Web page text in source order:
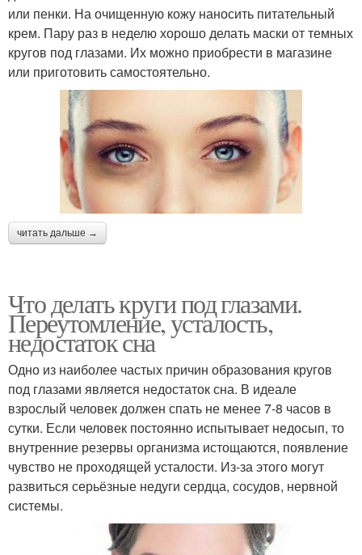
или пенки. На очищенную кожу наносить питательный
крем. Пару раз в неделю хорошо делать маски от темных
кругов под глазами. Их можно приобрести в магазине
или приготовить самостоятельно.
читать дальше →
Что делать круги под глазами.
Переутомление, усталость,
недостаток сна
Одно из наиболее частых причин образования кругов
под глазами является недостаток сна. В идеале
взрослый человек должен спать не менее 7-8 часов в
сутки. Если человек постоянно испытывает недосып, то
внутренние резервы организма истощаются, появление
чувство не проходящей усталости. Из-за этого могут
развиться серьёзные недуги сердца, сосудов, нервной
системы.